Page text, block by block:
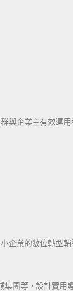
與企業主有效運
企業的數位轉型
集團等，設計實用